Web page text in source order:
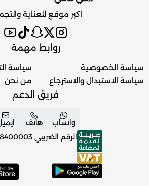
اكبر موقع للعناية
روابط مهمة
سياسة الخصوصية
سياسة الاستبدال والاسترجاع
سياسة
من نحن
فريق الدعم
واتساب هاتف
الرقم الضريبي